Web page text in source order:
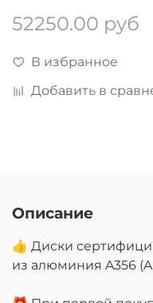
52250.00 руб
В избранное
Добавить в
Описание
👍 Диски
из алюминия A356